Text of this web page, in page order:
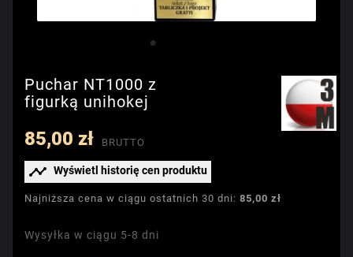
Puchar NT1000 z
figurką unihokej
85,00 zł BRUTTO
 Wyświetl historię cen produktu
Najniższa cena w ciągu ostatnich 30 dni: 85,00 zł
Wysyłka w ciągu 5-8 dni